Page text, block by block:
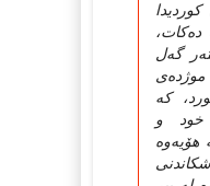
ده‌كات،
گه‌ل
موژده‌ی
كه‌
خود و
هۆیه‌وه‌